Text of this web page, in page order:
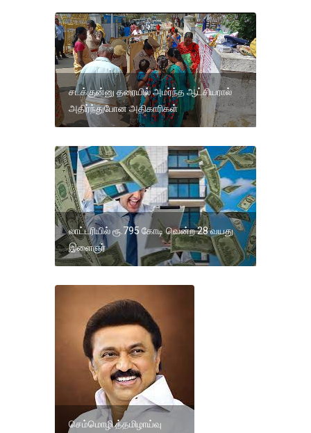
சடக்குன்னு தரையில் அமர்ந்த ஆட்சியரால்
அதிர்ந்துபோன அதிகாரிகள்
லாட்டரியில் ரூ.795 கோடி வென்ற 28 வயது
இளைஞர்
செம்மொழி த்தமிழாய்வு